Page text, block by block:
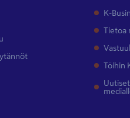
K-
Tietoa
Töihin